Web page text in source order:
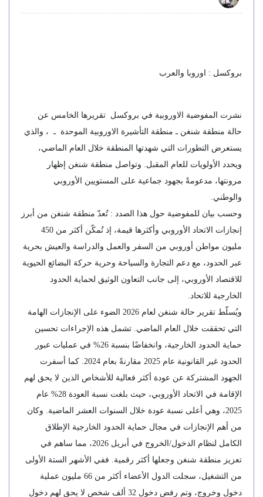
بروكسل : اوروبا والعرب
نشرت المفوضية الاوروبية في بروكسل تقريرها الخامس عن
حالة منطقة شنغن ـ منطقة التأشيرة الاوروبية الموحدة ـ ، والذي
يستعرض التطورات التي شهدتها المنطقة خلال العام الماضي،
ويحدد الأولويات للعام المقبل. وتواصل منطقة شنغن إظهار
مرونتها، مدعومةً بجهود جماعية على المستويين الأوروبي
والوطني.
وحسب بيان للمفوضية حول هذا الصدد : تُعدّ منطقة شنغن من أبرز
إنجازات الاتحاد الأوروبي وأكثرها قيمة، إذ تُمكّن أكثر من 450
مليون مواطن أوروبي من السفر والعمل والدراسة والعيش بحرية
عبر الحدود، مع دعم التجارة والسياحة وحرية حركة البضائع الحيوية
للاقتصاد الأوروبي، إلى جانب التعاون الوثيق لحماية الحدود
الخارجية للاتحاد.
ويُسلّط تقرير حالة شنغن لعام 2026 الضوء على الإنجازات الهامة
التي تحققت خلال العام الماضي. تشمل هذه الإجراءات تحسين
حماية الحدود الخارجية، وانخفاضًا بنسبة 26% في عمليات عبور
الحدود غير القانونية عام 2025 مقارنةً بعام 2024. كما أسفرت
الجهود المشتركة عن عودة أكثر فعالية للأشخاص الذين لا يحق لهم
الإقامة في الاتحاد الأوروبي، حيث بلغت نسبة العودة 28% عام
2025، وهي أعلى نسبة عودة خلال السنوات العشر الماضية. وكان
من أهم الإنجازات في مجال حماية الحدود الخارجية الإطلاق
الكامل لنظام الدخول/الخروج في أبريل 2026، مما ساهم في
تعزيز منطقة شنغن وجعلها أكثر رقمية. ففي الأشهر الستة الأولى
من التشغيل، سجلت الدول الأعضاء أكثر من 66 مليون عملية
دخول وخروج، وتم رفض دخول 32 ألف شخص لا يحق لهم دخول